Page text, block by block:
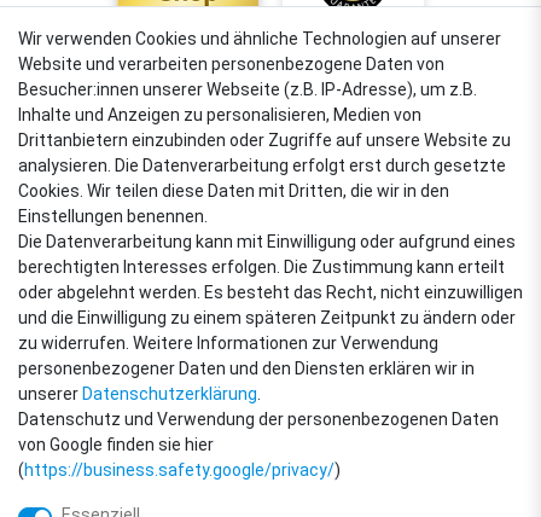
4,88
Sehr gut
VERSANDARTEN
ZAHLUNGSARTEN
Wir verwenden Cookies und ähnliche Technologien auf unserer
Website und verarbeiten personenbezogene Daten von
Besucher:innen unserer Webseite (z.B. IP-Adresse), um z.B.
Inhalte und Anzeigen zu personalisieren, Medien von
Drittanbietern einzubinden oder Zugriffe auf unsere Website zu
analysieren. Die Datenverarbeitung erfolgt erst durch gesetzte
Cookies. Wir teilen diese Daten mit Dritten, die wir in den
Einstellungen benennen.
Die Datenverarbeitung kann mit Einwilligung oder aufgrund eines
berechtigten Interesses erfolgen. Die Zustimmung kann erteilt
oder abgelehnt werden. Es besteht das Recht, nicht einzuwilligen
und die Einwilligung zu einem späteren Zeitpunkt zu ändern oder
zu widerrufen. Weitere Informationen zur Verwendung
personenbezogener Daten und den Diensten erklären wir in
unserer Daten­schutz­erklärung
Datenschutz und Verwendung der personenbezogenen Daten
von Google finden sie hier
(https://business.safety.google/privacy/)